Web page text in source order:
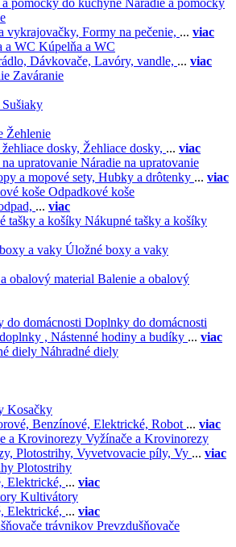
Náradie a pomôcky
vykrajovačky, Formy na pečenie, ... viac
Kúpelňa a WC
Dávkovače, Lavóry, vandle, ... viac
Zaváranie
Sušiaky
Žehlenie
dosky, Žehliace dosky, ... viac
Náradie na upratovanie
a mopové sety, Hubky a drôtenky ... viac
Odpadkové koše
... viac
Nákupné tašky a košíky
Úložné boxy a vaky
Balenie a obalový
Doplnky do domácnosti
, Nástenné hodiny a budíky ... viac
Náhradné diely
Kosačky
Benzínové, Elektrické, Robot ... viac
Vyžínače a Krovinorezy
Plotostrihy, Vyvetvovacie píly, Vy ... viac
Plotostrihy
Elektrické, ... viac
Kultivátory
Elektrické, ... viac
Prevzdušňovače